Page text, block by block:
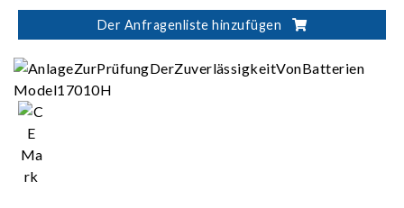
Hohe transiente Einzelpunkt-Abtastrate (1mS)
Integration von Kanälen bis zu 96 Kanäle
Der Anfragenliste hinzufügen